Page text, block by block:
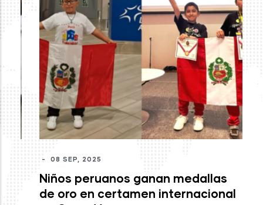
08 SEP, 2025
Niños peruanos ganan medallas
de oro en certamen internacional